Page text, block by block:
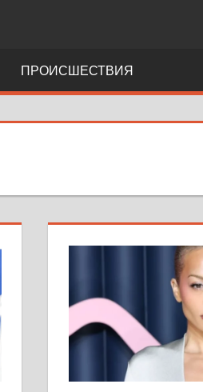
ПРОИСШЕСТВИЯ